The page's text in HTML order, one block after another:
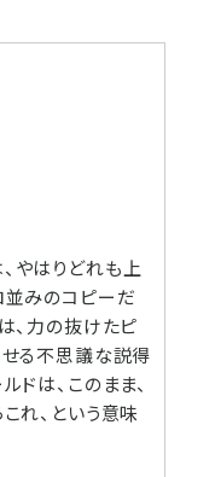
やはりどれも上
並みのコピーだ
、力の抜けたピ
せる不思議な説得
ドは、このまま、
れ、という意味